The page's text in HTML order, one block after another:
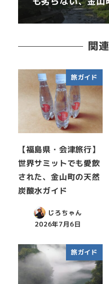
関
旅ガイド
【福島県・会津旅行】
世界サミットでも愛飲
された、金山町の天然
炭酸水ガイド
じろちゃん
2026年7月6日
旅ガイド